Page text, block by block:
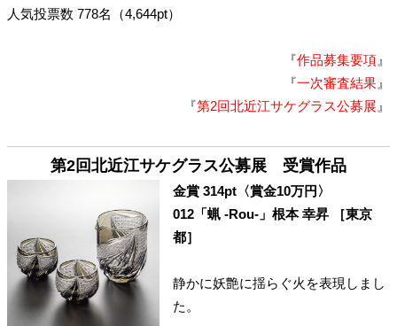
人気投票数 778名（4,644pt）
『作品募集要項 』
『一次審査結果 』
『第2回北近江サケグラス公募展 』
第2回北近江サケグラス公募展 受賞作品
金賞 314pt〈賞金10万円〉
012「蝋 -Rou-」根本 幸昇 ［東京
都］
静かに妖艶に揺らぐ火を表現しまし
た。